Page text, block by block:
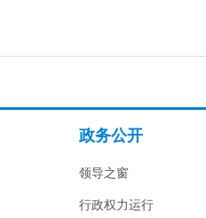
政务公开
领导之窗
行政权力运行